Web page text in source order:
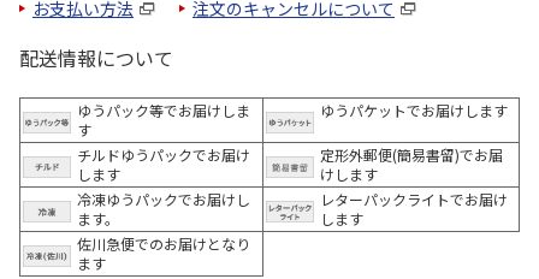
お支払い方法 注文のキャンセルについて
配送情報について
ゆうパック等でお届けしま
す
ゆうパケットでお届けします
チルドゆうパックでお届け
します
定形外郵便(簡易書留)でお届
けします
冷凍ゆうパックでお届けし
ます。
レターパックライトでお届け
します
佐川急便でのお届けとなり
ます